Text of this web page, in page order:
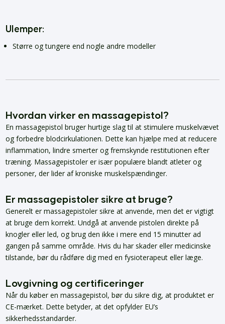
Ulemper:
Større og tungere end nogle andre modeller
Hvordan virker en massagepistol?
En massagepistol bruger hurtige slag til at stimulere muskelvævet
og forbedre blodcirkulationen. Dette kan hjælpe med at reducere
inflammation, lindre smerter og fremskynde restitutionen efter
træning. Massagepistoler er især populære blandt atleter og
personer, der lider af kroniske muskelspændinger.
Er massagepistoler sikre at bruge?
Generelt er massagepistoler sikre at anvende, men det er vigtigt
at bruge dem korrekt. Undgå at anvende pistolen direkte på
knogler eller led, og brug den ikke i mere end 15 minutter ad
gangen på samme område. Hvis du har skader eller medicinske
tilstande, bør du rådføre dig med en fysioterapeut eller læge.
Lovgivning og certificeringer
Når du køber en massagepistol, bør du sikre dig, at produktet er
CE-mærket. Dette betyder, at det opfylder EU’s
sikkerhedsstandarder.